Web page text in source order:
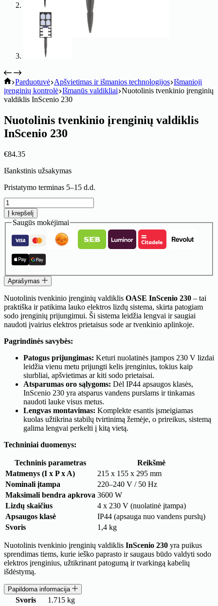
koitik
Parduotuvė Apšvietimas ir išmanios technologijos Išmanioji
įrenginių kontrolė Išmanūs valdikliai Nuotolinis tvenkinio įrenginių
valdiklis InScenio 230
Nuotolinis tvenkinio įrenginių valdiklis
InScenio 230
€84.35
Išankstinis užsakymas
Pristatymo terminas 5–15 d.d.
produkto
kiekis:
Nuotolinis
tvenkinio
įrenginių
valdiklis
InScenio
230
Į krepšelį
Saugūs mokėjimai
Aprašymas
Nuotolinis tvenkinio įrenginių valdiklis OASE InScenio 230 – tai
praktiška ir patikima lauko elektros lizdų sistema, skirta patogiam
sodo įrenginių prijungimui. Ši sistema leidžia lengvai ir saugiai
naudoti įvairius elektros prietaisus sode ar tvenkinio aplinkoje.
Pagrindinės savybės:
Patogus prijungimas: Keturi nuolatinės įtampos 230 V lizdai
leidžia vienu metu prijungti kelis įrenginius, tokius kaip
siurbliai, apšvietimas ar kiti sodo prietaisai.
Atsparumas oro sąlygoms: Dėl IP44 apsaugos klasės,
InScenio 230 yra atsparus vandens purslams ir tinkamas
naudoti lauke visus metus.
Lengvas montavimas: Komplekte esantis įsmeigiamas
kuolas užtikrina stabilų tvirtinimą žemėje, o prireikus, sistemą
galima lengvai perkelti į kitą vietą.
Techniniai duomenys:
Techninis parametras
Reikšmė
Matmenys (I x P x A)
215 x 155 x 295 mm
Nominali įtampa
220–240 V / 50 Hz
Maksimali bendra apkrova 3600 W
Lizdų skaičius
4 x 230 V (nuolatinė įtampa)
Apsaugos klasė
IP44 (apsauga nuo vandens purslų)
Svoris
1,4 kg
Nuotolinis tvenkinio įrenginių valdiklis InScenio 230 yra puikus
sprendimas tiems, kurie ieško paprasto ir saugaus būdo valdyti sodo
elektros įrenginius, užtikrinant patogumą ir tvarkingą kabelių
išdėstymą.
Papildoma informacija
Svoris
1.715 kg